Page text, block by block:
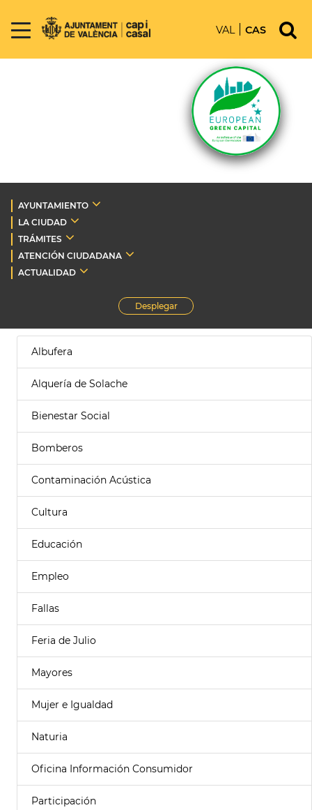
VAL CAS
AYUNTAMIENTO
LA CIUDAD
TRÁMITES
ATENCIÓN CIUDADANA
ACTUALIDAD
Desplegar
Albufera
Alquería de Solache
Bienestar Social
Bomberos
Contaminación Acústica
Cultura
Educación
Empleo
Fallas
Feria de Julio
Mayores
Mujer e Igualdad
Naturia
Oficina Información Consumidor
Participación